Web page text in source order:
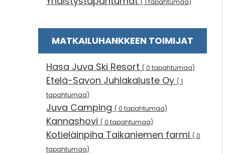
( 1 tapahtumaa)
MATKAILUHANKKEEN TOIMIJAT
Hasa Juva Ski Resort ( 0 tapahtumaa)
Etelä-Savon Juhlakaluste Oy ( 1
tapahtumaa)
Juva Camping ( 0 tapahtumaa)
Kannashovi ( 0 tapahtumaa)
Kotieläinpiha Taikaniemen farmi ( 0
tapahtumaa)